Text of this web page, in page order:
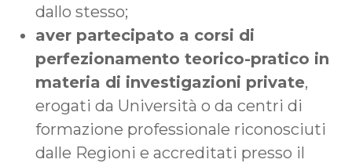
dallo stesso;
aver partecipato a corsi di
perfezionamento teorico-pratico in
materia di investigazioni private,
erogati da Università o da centri di
formazione professionale riconosciuti
dalle Regioni e accreditati presso il